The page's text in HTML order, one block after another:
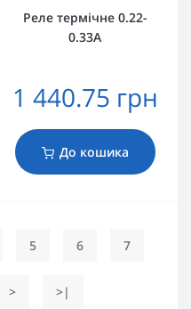
Реле термічне 0.22-
0.33А
1 440.75 грн
До кошика
5 6 7
> >|